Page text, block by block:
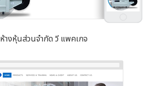
ห้างหุ้นส่วนจำกัด วี แพคเกจ